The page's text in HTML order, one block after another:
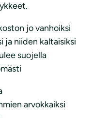
jo vanhoiksi
ja niiden kaltaisiksi
suojella
arvokkaiksi